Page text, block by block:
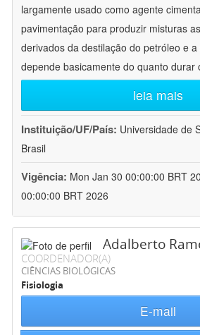
largamente usado como agente
pavimentação para produzir misturas
derivados da destilação do petróleo e
depende basicamente do quanto durar
leia mais
Instituição/UF/País: Universidade de
Brasil
Vigência: Mon Jan 30 00:00:00 BRT
00:00:00 BRT 2026
Adalberto
COORDENADOR(A)
CIÊNCIAS BIOLÓGICAS
Fisiologia
E-mail